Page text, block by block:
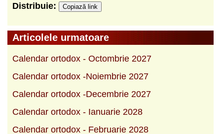
Distribuie: Copiază link
Articolele urmatoare
Calendar ortodox - Octombrie 2027
Calendar ortodox -Noiembrie 2027
Calendar ortodox -Decembrie 2027
Calendar ortodox - Ianuarie 2028
Calendar ortodox - Februarie 2028